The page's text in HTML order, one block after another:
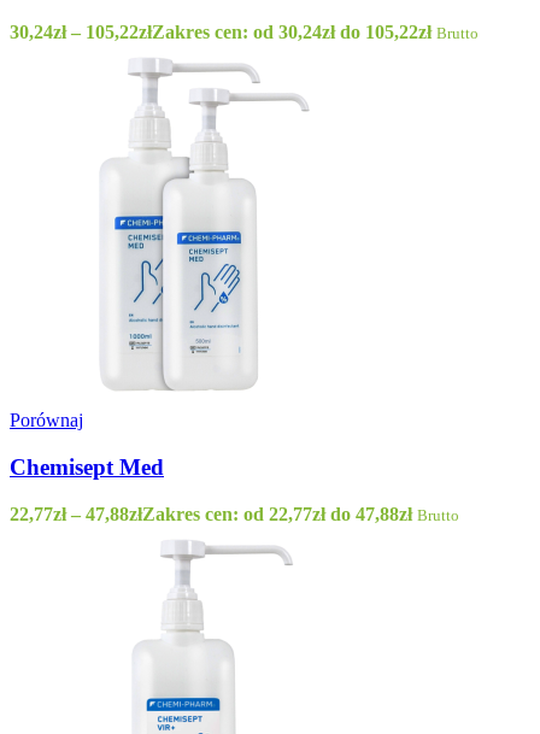
30,24zł – 105,22złZakres cen: od 30,24zł do 105,22zł Brutto
Porównaj
Chemisept Med
22,77zł – 47,88złZakres cen: od 22,77zł do 47,88zł Brutto